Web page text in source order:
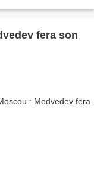
fera son